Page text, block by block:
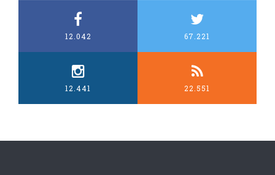
12.042 67.221
12.441 22.551